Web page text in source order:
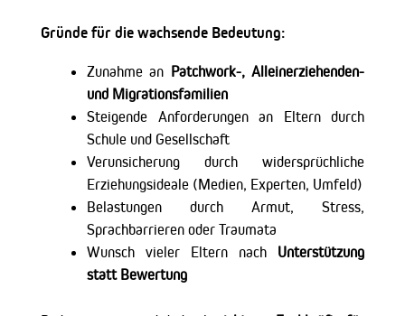
Gründe für die wachsende Bedeutung:
Zunahme an Patchwork-, Alleinerziehenden-
und Migrationsfamilien
Steigende Anforderungen an Eltern durch
Schule und Gesellschaft
Verunsicherung durch widersprüchliche
Erziehungsideale (Medien, Experten, Umfeld)
Belastungen durch Armut, Stress,
Sprachbarrieren oder Traumata
Wunsch vieler Eltern nach Unterstützung
statt Bewertung